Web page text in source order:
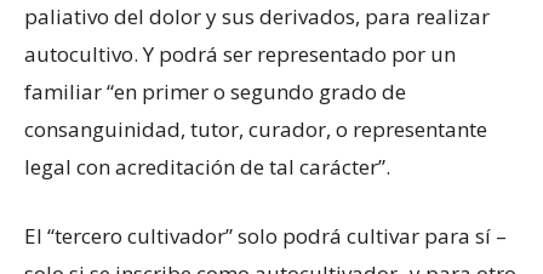
paliativo del dolor y sus derivados, para realizar
autocultivo. Y podrá ser representado por un
familiar “en primer o segundo grado de
consanguinidad, tutor, curador, o representante
legal con acreditación de tal carácter”.
El “tercero cultivador” solo podrá cultivar para sí –